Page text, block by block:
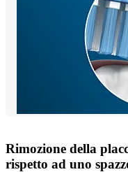
Rimozione della
rispetto ad uno